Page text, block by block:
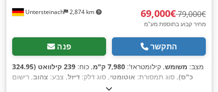
Untersteinach 2,874 km ‏69,000 ‏€ ‏79,000 ‏€
מחיר קבוע בתוספת מע"מ
פנה התקשר
מצב: משומש, קילומטראז': 7,980 ק"מ , כוח:
239 קילוואט (324.95
כ"ס), סוג תמסורת: אוטומטי, סוג דלק: דיזל, צבע: צהוב, רישום
, שנת ייצור: